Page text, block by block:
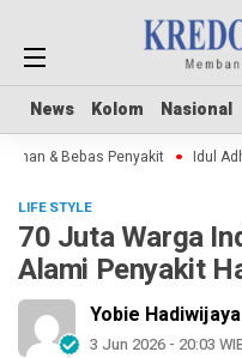
News Kolom Nasional
News Kolom Nasional
& Bebas Penyakit Idul Adha
LIFE STYLE
70 Juta Warga
Alami Penyakit
Yobie Hadiwijaya
3 Jun 2026 - 20:03